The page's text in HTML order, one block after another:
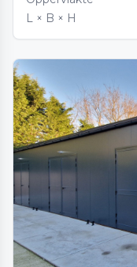
L × B × H